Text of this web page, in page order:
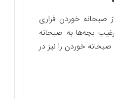
صبحانه خوردن فراری
بچه‌ها به صبحانه
خوردن را نیز در